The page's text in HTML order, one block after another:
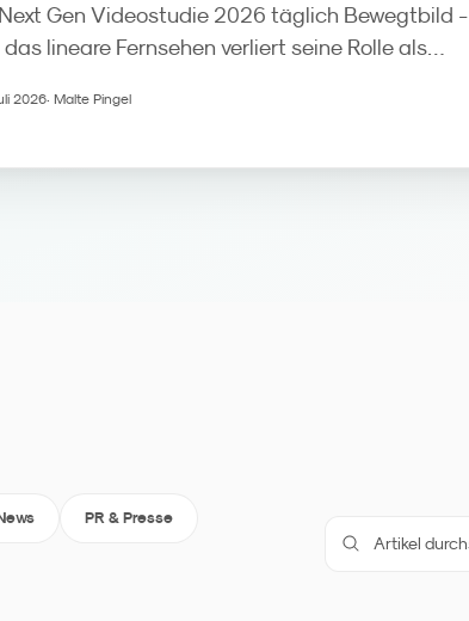
Gen Videostudie 2026 täglich Bewegtbild -
lineare Fernsehen verliert seine Rolle als
den Programmführer-Part, das TV-Gerät
2026· Malte Pingel
PR & Presse